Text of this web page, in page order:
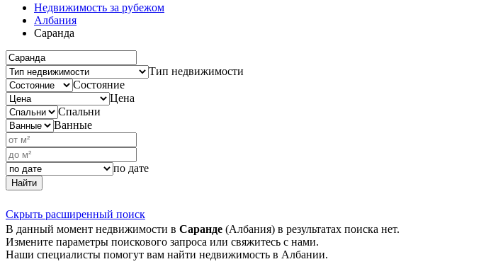
Недвижимость за рубежом
Албания
Саранда
Тип недвижимости
Состояние
Цена
Спальни
Ванные
по дате
Найти
Скрыть расширенный поиск
В данный момент недвижимости в Саранде (Албания) в результатах поиска нет.
Измените параметры поискового запроса или свяжитесь с нами.
Наши специалисты помогут вам найти недвижимость в Албании.